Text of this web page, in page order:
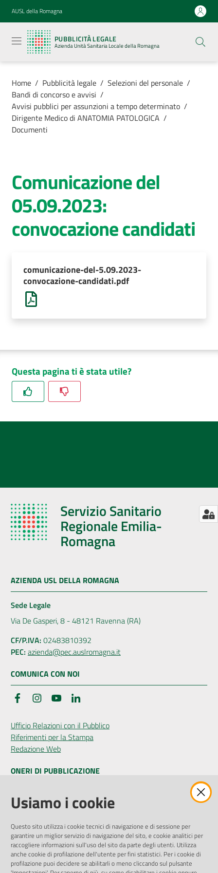
Vai al contenuto
Vai alla navigazione
Vai al footer
AUSL della Romagna
PUBBLICITÀ LEGALE
Azienda Unità Sanitaria Locale della Romagna
legale
Azienda
Unità
Locale della
Azienda
Luoghi di
cura
AUSL
Home / Pubblicità legale / Selezioni del personale /
Bandi di concorso e avvisi /
Avvisi pubblici per assunzioni a tempo determinato /
Dirigente Medico di ANATOMIA PATOLOGICA /
Documenti
Comunicazione del
05.09.2023:
convocazione candidati
comunicazione-del-5.09.2023-
convocazione-candidati.pdf
Questa pagina ti è stata utile?
Servizio Sanitario
Regionale Emilia-
Romagna
AZIENDA USL DELLA ROMAGNA
Sede Legale
Via De Gasperi, 8 - 48121 Ravenna (RA)
CF/P.IVA: 02483810392
PEC: azienda@pec.auslromagna.it
COMUNICA CON NOI
FacebookInstagramYouTube
Ufficio Relazioni con il Pubblico
Riferimenti per la Stampa
Redazione Web
ONERI DI PUBBLICAZIONE
Amministrazione Trasparente
Pubblicità legale
Privacy Policy
Attuazione Misure PNRR
Liste di Attesa
Usiamo i cookie
Questo sito utilizza i cookie tecnici di navigazione e di sessione per
garantire un miglior servizio di navigazione del sito, e cookie analitici per
raccogliere informazioni sull'uso del sito da parte degli utenti. Utilizza
anche cookie di profilazione dell'utente per fini statistici. Per i cookie di
profilazione puoi decidere se abilitarli o meno cliccando sul pulsante